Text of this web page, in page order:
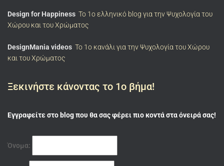
Design for Happiness Το 1ο ελληνικό blog για την Ψυχολογία του
Χώρου και του Χρώματος
DesignMania videos To 1ο κανάλι για την Ψυχολογία του Χώρου
και του Χρώματος
Ξεκινήστε κάνοντας το 1ο βήμα!
Εγγραφείτε στο blog που θα σας φέρει πιο κοντά στα όνειρά σας!
Όνομα: